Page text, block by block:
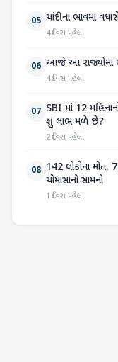
05 ચાંદીના ભાવમાં
4 દિવસ પહેલા
06 આજે આ રાજ્યોમાં
4 દિવસ પહેલા
07 SBI માં 12
શું લાભ મળે છે?
2 દિવસ પહેલા
08 142 લોકોના મોત,
ચોમાસાનો સામનો
1 દિવસ પહેલા